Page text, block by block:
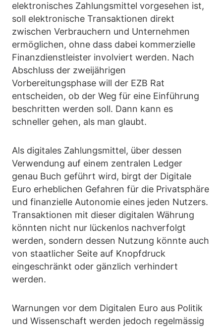
elektronisches Zahlungsmittel vorgesehen ist,
soll elektronische Transaktionen direkt
zwischen Verbrauchern und Unternehmen
ermöglichen, ohne dass dabei kommerzielle
Finanzdienstleister involviert werden. Nach
Abschluss der zweijährigen
Vorbereitungsphase will der EZB Rat
entscheiden, ob der Weg für eine Einführung
beschritten werden soll. Dann kann es
schneller gehen, als man glaubt.
Als digitales Zahlungsmittel, über dessen
Verwendung auf einem zentralen Ledger
genau Buch geführt wird, birgt der Digitale
Euro erheblichen Gefahren für die Privatsphäre
und finanzielle Autonomie eines jeden Nutzers.
Transaktionen mit dieser digitalen Währung
könnten nicht nur lückenlos nachverfolgt
werden, sondern dessen Nutzung könnte auch
von staatlicher Seite auf Knopfdruck
eingeschränkt oder gänzlich verhindert
werden.
Warnungen vor dem Digitalen Euro aus Politik
und Wissenschaft werden jedoch regelmässig